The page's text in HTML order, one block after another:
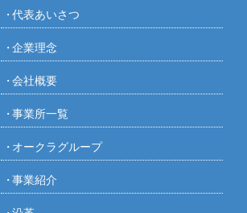
代表あいさつ
企業理念
会社概要
事業所一覧
オークラグループ
事業紹介